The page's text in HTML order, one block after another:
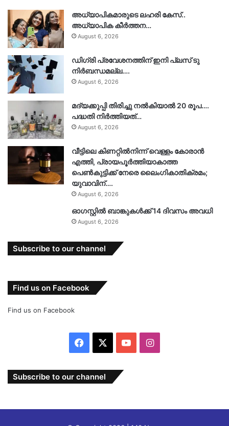
അധ്യാപികമാരുടെ ലഹരി കേസ്..
അധ്യാപിക കീർത്തന…
August 6, 2026
ഡിഗ്രി പ്രവേശനത്തിന് ഇനി പ്ലസ് ടു
നിർബന്ധമല്ല….
August 6, 2026
മദ്യക്കുപ്പി തിരിച്ചു നല്‍കിയാല്‍ 20 രൂപ….
പദ്ധതി നിര്‍ത്തിയത്…
August 6, 2026
വീട്ടിലെ കിണറ്റിൽനിന്ന് വെള്ളം കോരാൻ
എത്തി, പ്രായപൂർത്തിയാകാത്ത
പെൺകുട്ടിക്ക് നേരെ ലൈംഗികാതിക്രമം;
യുവാവിന്….
August 6, 2026
ഓഗസ്റ്റിൽ ബാങ്കുകൾക്ക് 14 ദിവസം അവധി
August 6, 2026
Subscribe to our channel
Find us on Facebook
Find us on Facebook
Facebook YouTubeInstagram
Subscribe to our channel